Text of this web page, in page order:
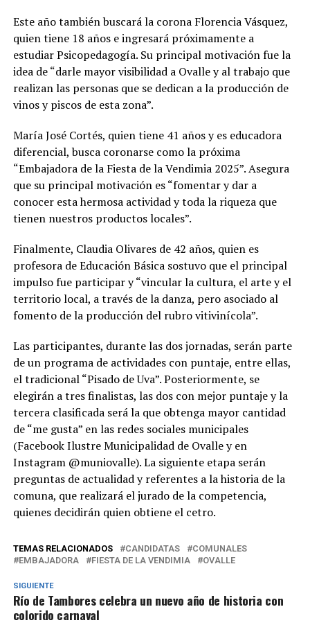
Este año también buscará la corona Florencia Vásquez,
quien tiene 18 años e ingresará próximamente a
estudiar Psicopedagogía. Su principal motivación fue la
idea de “darle mayor visibilidad a Ovalle y al trabajo que
realizan las personas que se dedican a la producción de
vinos y piscos de esta zona”.
María José Cortés, quien tiene 41 años y es educadora
diferencial, busca coronarse como la próxima
“Embajadora de la Fiesta de la Vendimia 2025”. Asegura
que su principal motivación es “fomentar y dar a
conocer esta hermosa actividad y toda la riqueza que
tienen nuestros productos locales”.
Finalmente, Claudia Olivares de 42 años, quien es
profesora de Educación Básica sostuvo que el principal
impulso fue participar y “vincular la cultura, el arte y el
territorio local, a través de la danza, pero asociado al
fomento de la producción del rubro vitivinícola”.
Las participantes, durante las dos jornadas, serán parte
de un programa de actividades con puntaje, entre ellas,
el tradicional “Pisado de Uva”. Posteriormente, se
elegirán a tres finalistas, las dos con mejor puntaje y la
tercera clasificada será la que obtenga mayor cantidad
de “me gusta” en las redes sociales municipales
(Facebook Ilustre Municipalidad de Ovalle y en
Instagram @muniovalle). La siguiente etapa serán
preguntas de actualidad y referentes a la historia de la
comuna, que realizará el jurado de la competencia,
quienes decidirán quien obtiene el cetro.
TEMAS RELACIONADOS CANDIDATAS
COMUNALES
EMBAJADORA
FIESTA DE LA VENDIMIA OVALLE
SIGUIENTE
Río de Tambores celebra un nuevo año de historia con
colorido carnaval